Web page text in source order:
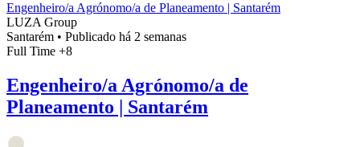
Engenheiro/a Agrónomo/a de Planeamento | Santarém
LUZA Group
Santarém • Publicado há 2 semanas
Full Time +8
Engenheiro/a Agrónomo/a de
Planeamento | Santarém